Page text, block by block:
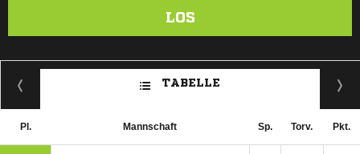
LOS
TABELLE
Pl. Mannschaft Sp. Torv. Pkt.